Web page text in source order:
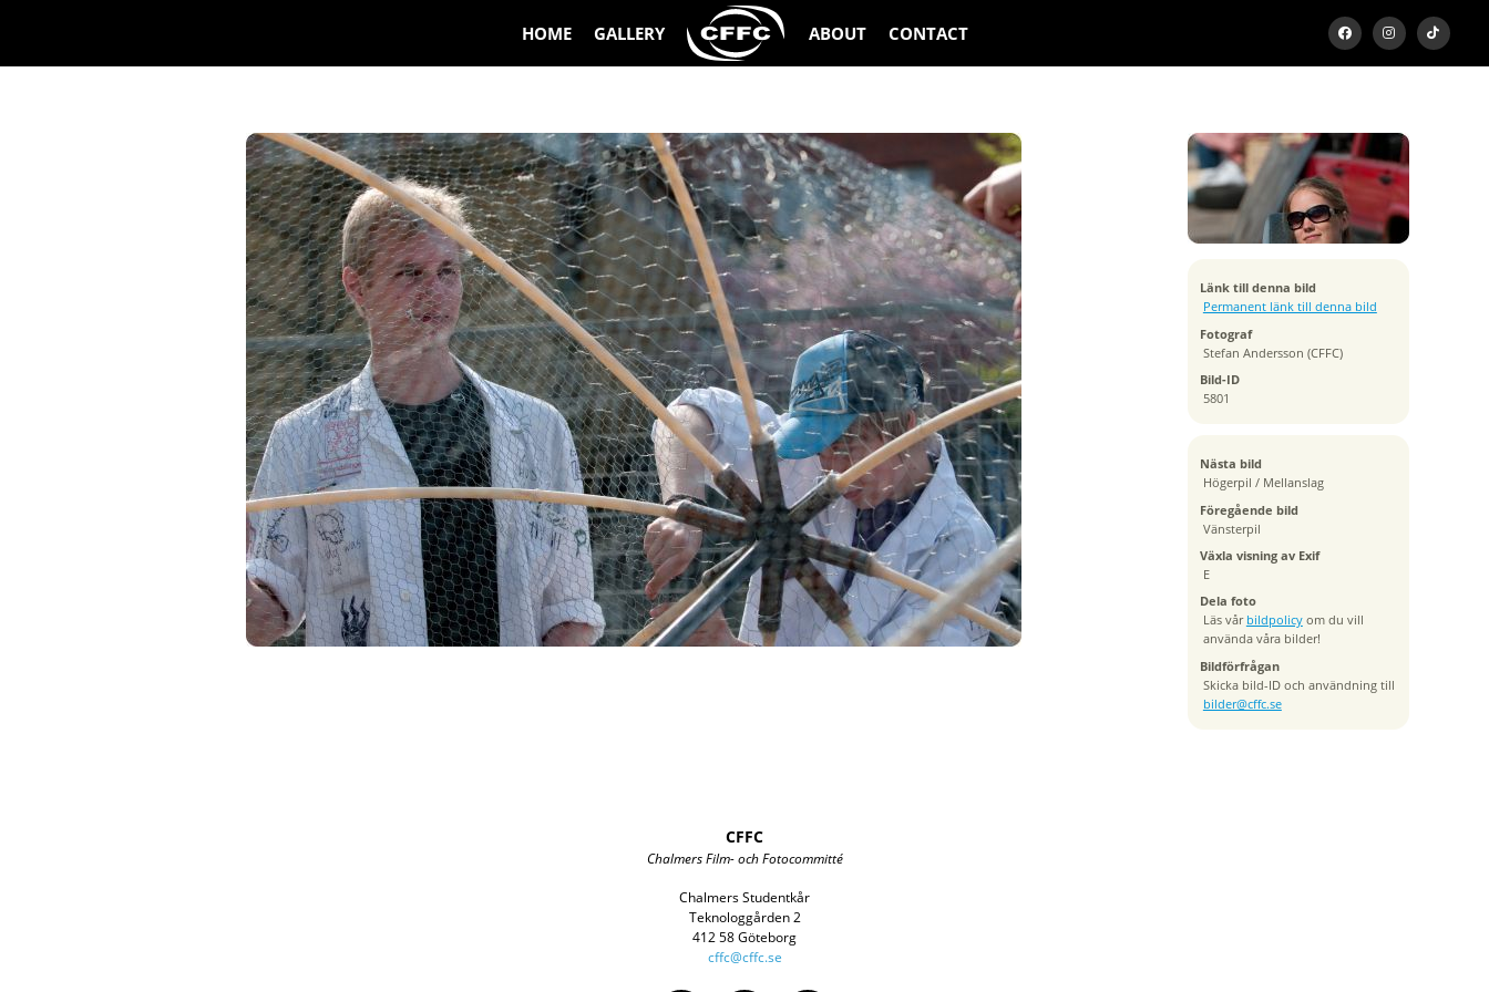
HOME GALLERY ABOUT CONTACT
Länk till denna bild
Permanent länk till denna bild
Fotograf
Stefan Andersson (CFFC)
Bild-ID
5801
Exponeringstid
1/1600 sek
Bländare
f/4.0
Kamera
Tagen
2009:04:26 13:26:37
ISO
200
Brännvidd
70 mm
Nästa bild
Högerpil / Mellanslag
Föregående bild
Vänsterpil
Växla visning av Exif
E
Dela foto
Läs vår bildpolicyom du vill
använda våra bilder!
Bildförfrågan
Skicka bild-ID och användning till
bilder@cffc.se
CFFC
Chalmers Film- och Fotocommitté
Chalmers Studentkår
Teknologgården 2
412 58 Göteborg
cffc@cffc.se